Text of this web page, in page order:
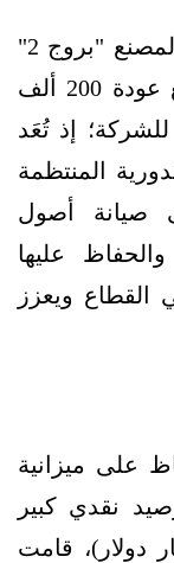
واكتملت عمليات الصيانة الشاملة لمصنع "بروج 2"
بنجاح في 17 مارس/آذار 2023، مع عودة 200 ألف
للشركة؛ إذ تُعَد
المنتظمة
صيانة أصول
عليها
القطاع ويعزز
على ميزانية
نقدي كبير
3.67 مليار درهم (1 مليار دولار)، قامت